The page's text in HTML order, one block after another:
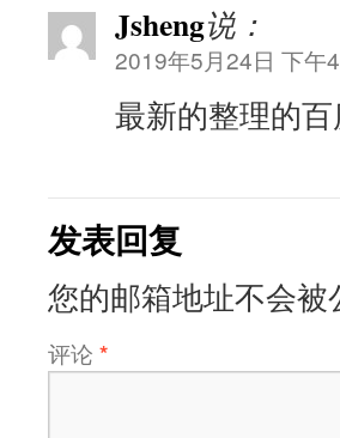
Jsheng说：
2019年5月24日 下午
最新的整理的
发表回复
您的邮箱地址不会被
评论 *